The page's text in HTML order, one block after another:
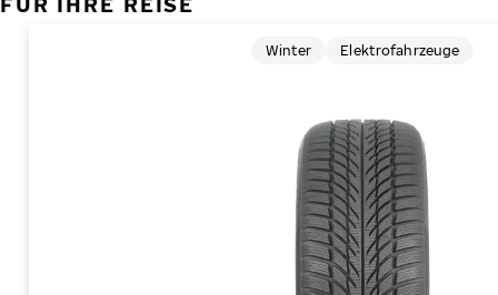
Winter Elektrofahrzeuge